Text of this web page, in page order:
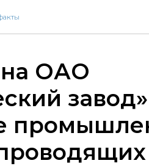
на ОАО
завод»